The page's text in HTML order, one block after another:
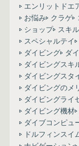
エンリットドエ
お悩み
クラゲ
ショップ スキル
スペシャルテイ
ダイビング
ダ
ダイビングスキ
ダイビングスタ
ダイビングのメ
ダイビングライ
ダイビング機材
ダイブコンピュ
ドルフィンスイ